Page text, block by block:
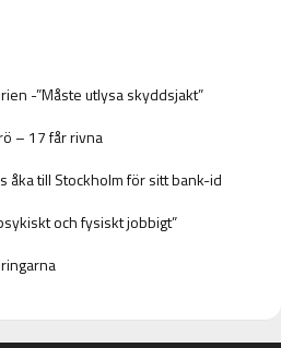
-”Måste utlysa skyddsjakt”
– 17 får rivna
åka till Stockholm för sitt bank-id
och fysiskt jobbigt”